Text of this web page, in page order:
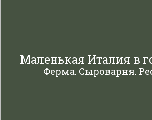
Маленькая Италия в
Ферма. Сыроварня.